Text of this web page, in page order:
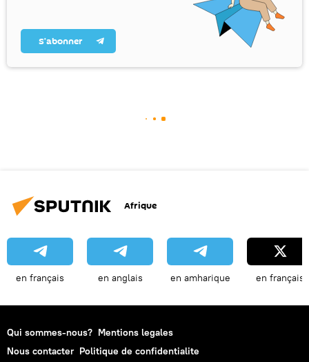
S’abonner
Afrique
en français en anglais en amharique en français
Qui sommes-nous? Mentions legales
Nous contacter Politique de confidentialite